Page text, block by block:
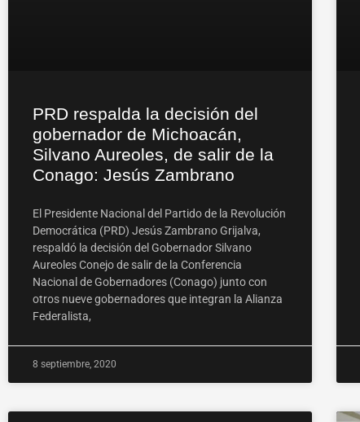
PRD respalda la decisión del
gobernador de Michoacán,
Silvano Aureoles, de salir de la
Conago: Jesús Zambrano
El Presidente Nacional del Partido de la Revolución
Democrática (PRD) Jesús Zambrano Grijalva,
respaldó la decisión del Gobernador Silvano
Aureoles Conejo de salir de la Conferencia
Nacional de Gobernadores (Conago) junto con
otros nueve gobernadores que integran la Alianza
Federalista,
8 septiembre, 2020